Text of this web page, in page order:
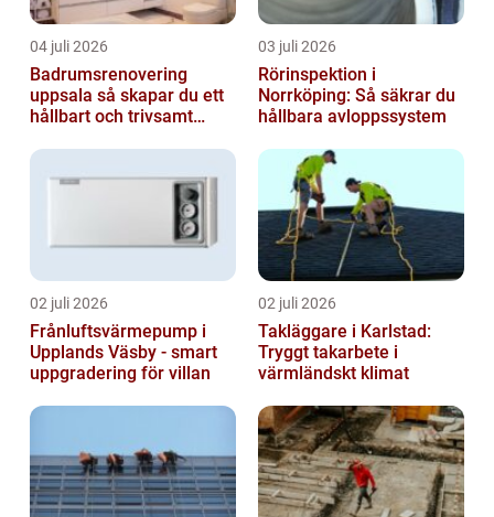
04 juli 2026
Badrumsrenovering
uppsala så skapar du ett
hållbart och trivsamt
03 juli 2026
Rörinspektion i
Norrköping: Så säkrar du
hållbara avloppssystem
02 juli 2026
Frånluftsvärmepump i
Upplands Väsby - smart
uppgradering för villan
02 juli 2026
Takläggare i Karlstad:
Tryggt takarbete i
värmländskt klimat